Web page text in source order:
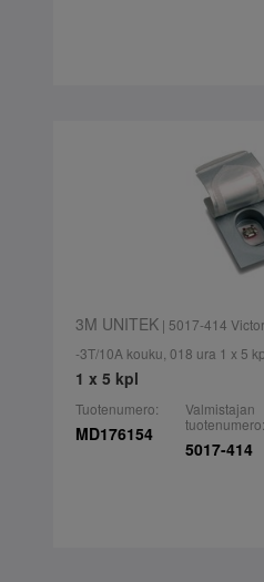
3M UNITEK| 5017-414
-3T/10A kouku, 018 ura 1 x 5
1 x 5 kpl
Tuotenumero:
MD176154
Valmistajan
tuotenumero:
5017-414